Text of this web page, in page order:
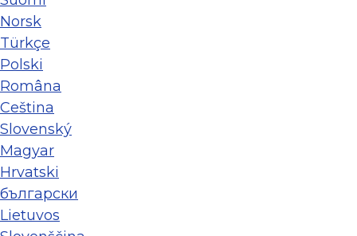
Norsk
Türkçe
Polski
Româna
Ceština
Slovenský
Magyar
Hrvatski
български
Lietuvos